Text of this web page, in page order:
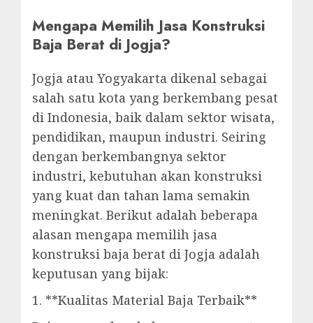
Mengapa Memilih Jasa Konstruksi
Baja Berat di Jogja?
Jogja atau Yogyakarta dikenal sebagai
salah satu kota yang berkembang pesat
di Indonesia, baik dalam sektor wisata,
pendidikan, maupun industri. Seiring
dengan berkembangnya sektor
industri, kebutuhan akan konstruksi
yang kuat dan tahan lama semakin
meningkat. Berikut adalah beberapa
alasan mengapa memilih jasa
konstruksi baja berat di Jogja adalah
keputusan yang bijak:
1. **Kualitas Material Baja Terbaik**